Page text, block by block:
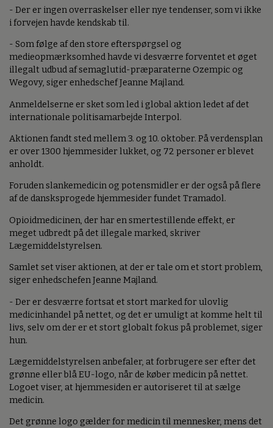
- Der er ingen overraskelser eller nye tendenser, som vi ikke
i forvejen havde kendskab til.
- Som følge af den store efterspørgsel og
medieopmærksomhed havde vi desværre forventet et øget
illegalt udbud af semaglutid-præparaterne Ozempic og
Wegovy, siger enhedschef Jeanne Majland.
Anmeldelserne er sket som led i global aktion ledet af det
internationale politisamarbejde Interpol.
Aktionen fandt sted mellem 3. og 10. oktober. På verdensplan
er over 1300 hjemmesider lukket, og 72 personer er blevet
anholdt.
Foruden slankemedicin og potensmidler er der også på flere
af de dansksprogede hjemmesider fundet Tramadol.
Opioidmedicinen, der har en smertestillende effekt, er
meget udbredt på det illegale marked, skriver
Lægemiddelstyrelsen.
Samlet set viser aktionen, at der er tale om et stort problem,
siger enhedschefen Jeanne Majland.
- Der er desværre fortsat et stort marked for ulovlig
medicinhandel på nettet, og det er umuligt at komme helt til
livs, selv om der er et stort globalt fokus på problemet, siger
hun.
Lægemiddelstyrelsen anbefaler, at forbrugere ser efter det
grønne eller blå EU-logo, når de køber medicin på nettet.
Logoet viser, at hjemmesiden er autoriseret til at sælge
medicin.
Det grønne logo gælder for medicin til mennesker, mens det